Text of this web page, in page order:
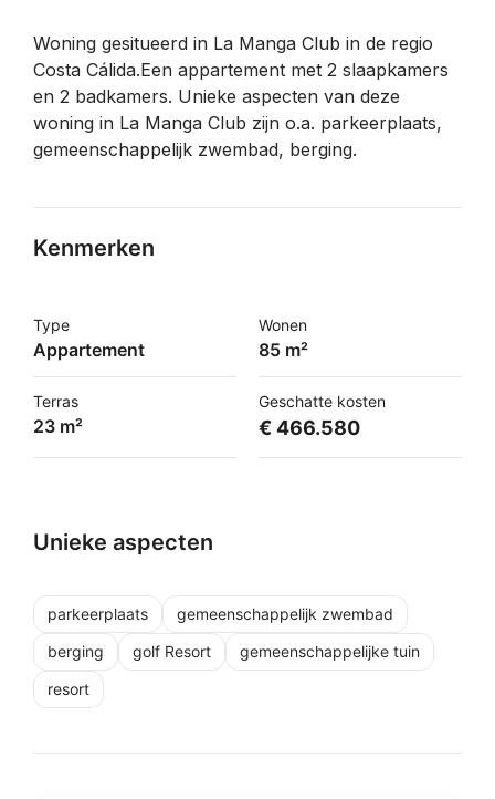
Woning gesitueerd in La Manga Club in de regio
Costa Cálida.Een appartement met 2 slaapkamers
en 2 badkamers. Unieke aspecten van deze
woning in La Manga Club zijn o.a. parkeerplaats,
gemeenschappelijk zwembad, berging.
Kenmerken
Type
Appartement
Wonen
85 m²
Terras
23 m²
Geschatte kosten
€ 466.580
Unieke aspecten
parkeerplaats
gemeenschappelijk zwembad
berging
golf Resort
gemeenschappelijke tuin
resort